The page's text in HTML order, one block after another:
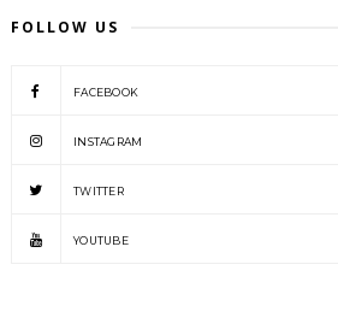
FOLLOW US
FACEBOOK
INSTAGRAM
TWITTER
YOUTUBE